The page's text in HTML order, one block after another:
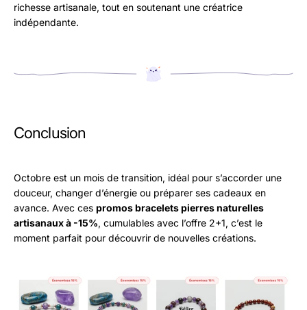
richesse artisanale, tout en soutenant une créatrice
indépendante.
Conclusion
Octobre est un mois de transition, idéal pour s’accorder une
douceur, changer d’énergie ou préparer ses cadeaux en
avance. Avec ces promos bracelets pierres naturelles
artisanaux à -15%, cumulables avec l’offre 2+1, c’est le
moment parfait pour découvrir de nouvelles créations.